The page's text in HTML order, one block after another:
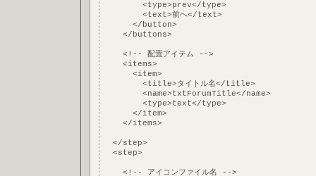
        <type>prev</type>
        <text>前へ</text>
      </button>
    </buttons>
    <!-- 配置アイテム -->
    <items>
      <item>
        <title>タイトル名</title>
        <name>txtForumTitle</name>
        <type>text</type>
      </item>
    </items>
  </step>
  <step>
    <!-- アイコンファイル名 -->